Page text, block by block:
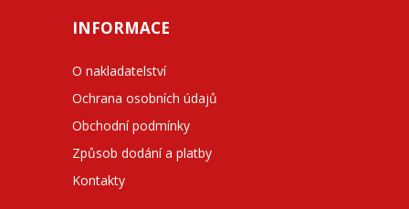
INFORMACE
O nakladatelství
Ochrana osobních údajů
Obchodní podmínky
Způsob dodání a platby
Kontakty